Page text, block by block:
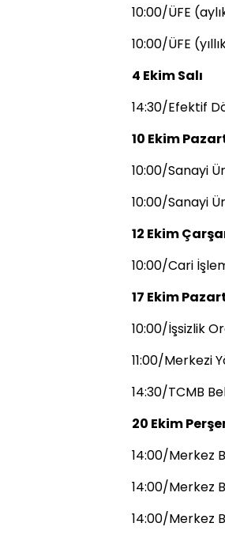
10:00/ÜFE
10:00/ÜFE
4 Ekim Salı
14:30/Efektif
10 Ekim
10:00/Sanayi
10:00/Sanayi
12 Ekim
10:00/Cari
17 Ekim
10:00/İşsizlik
11:00/Merkezi
14:30/TCMB
20 Ekim
14:00/Merkez
14:00/Merkez
14:00/Merkez